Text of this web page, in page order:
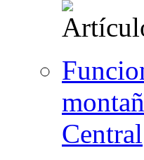
Central